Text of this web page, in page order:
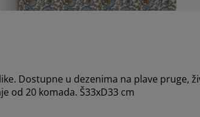
Dostupne u dezenima na plave pruge,
od 20 komada. Š33xD33 cm